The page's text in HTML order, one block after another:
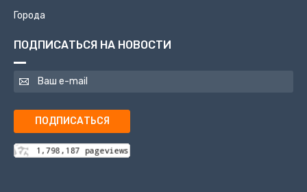
Города
ПОДПИСАТЬСЯ НА НОВОСТИ
ПОДПИСАТЬСЯ